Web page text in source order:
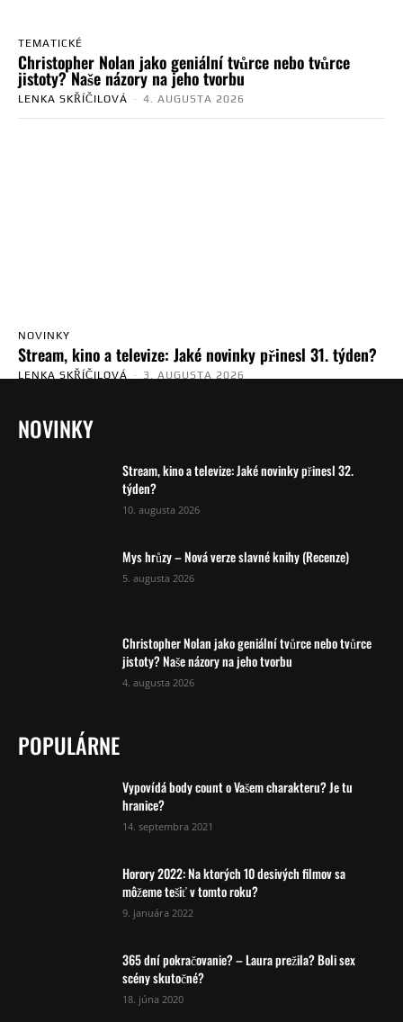
TEMATICKÉ
Christopher Nolan jako geniální tvůrce nebo tvůrce
jistoty? Naše názory na jeho tvorbu
LENKA SKŘÍČILOVÁ - 4. AUGUSTA 2026
NOVINKY
Stream, kino a televize: Jaké novinky přinesl 31. týden?
LENKA SKŘÍČILOVÁ - 3. AUGUSTA 2026
NOVINKY
Stream, kino a televize: Jaké novinky přinesl 32.
týden?
10. augusta 2026
Mys hrůzy – Nová verze slavné knihy (Recenze)
5. augusta 2026
Christopher Nolan jako geniální tvůrce nebo tvůrce
jistoty? Naše názory na jeho tvorbu
4. augusta 2026
POPULÁRNE
Vypovídá body count o Vašem charakteru? Je tu
hranice?
14. septembra 2021
Horory 2022: Na ktorých 10 desivých filmov sa
môžeme tešiť v tomto roku?
9. januára 2022
365 dní pokračovanie? – Laura prežila? Boli sex
scény skutočné?
18. júna 2020